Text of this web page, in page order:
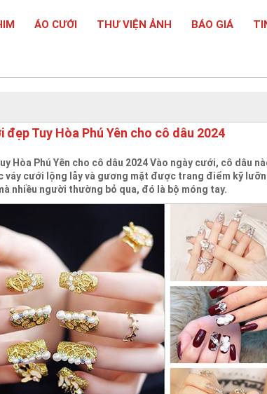
ÁO CƯỚI THƯ VIỆN ẢNH BÁO GIÁ
Tuy Hòa Phú Yên cho cô dâu 2024
Hòa Phú Yên cho cô dâu 2024 Vào ngày cưới, cô dâu
váy cưới lộng lẫy và gương mặt được trang điểm kỹ
nhiều người thường bỏ qua, đó là bộ móng tay.